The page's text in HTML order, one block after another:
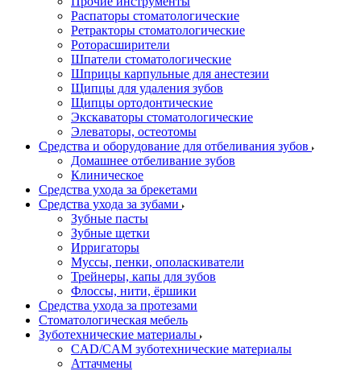
Распаторы стоматологические
Ретракторы стоматологические
Роторасширители
Шпатели стоматологические
Шприцы карпульные для анестезии
Щипцы для удаления зубов
Щипцы ортодонтические
Экскаваторы стоматологические
Элеваторы, остеотомы
Средства и оборудование для отбеливания зубов
Домашнее отбеливание зубов
Клиническое
Средства ухода за брекетами
Средства ухода за зубами
Зубные пасты
Зубные щетки
Ирригаторы
Муссы, пенки, ополаскиватели
Трейнеры, капы для зубов
Флоссы, нити, ёршики
Средства ухода за протезами
Стоматологическая мебель
Зуботехнические материалы
CAD/CAM зуботехнические материалы
Аттачмены